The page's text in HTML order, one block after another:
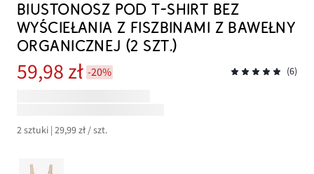
BIUSTONOSZ POD T-SHIRT BEZ
WYŚCIEŁANIA Z FISZBINAMI Z BAWEŁNY
ORGANICZNEJ (2 SZT.)
59,98 zł -20% (6)
2 sztuki | 29,99 zł / szt.